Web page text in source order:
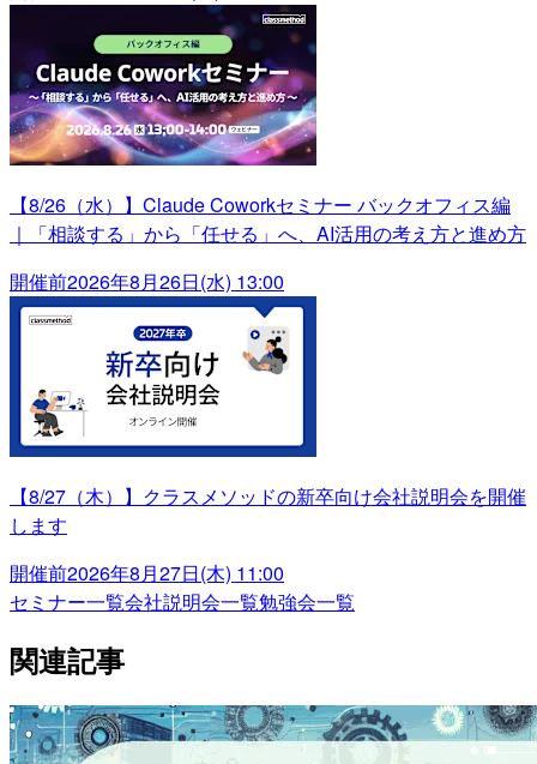
【8/26（水）】Claude Coworkセミナー バックオフィス編
｜「相談する」から「任せる」へ、AI活用の考え方と進め方
開催前2026年8月26日(水) 13:00
【8/27（木）】クラスメソッドの新卒向け会社説明会を開催
します
開催前2026年8月27日(木) 11:00
セミナー一覧会社説明会一覧勉強会一覧
関連記事